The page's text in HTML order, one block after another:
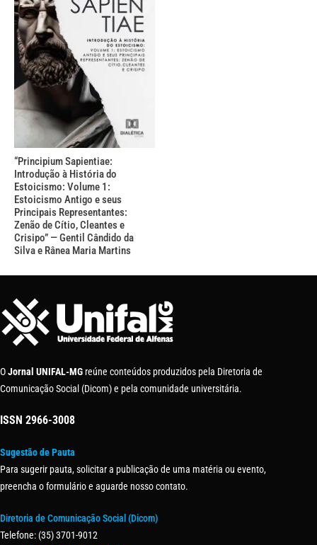
“Principium Sapientiae:
Introdução à História do
Estoicismo: Volume 1:
Estoicismo Antigo e seus
Principais Representantes:
Zenão de Cítio, Cleantes e
Crisipo” — Gentil Cândido da
Silva e Rânea Maria Martins
OJornal UNIFAL-MG reúne conteúdos produzidos pela Diretoria de
Comunicação Social (Dicom) e pela comunidade universitária.
ISSN 2966-3008
Sugestão de Pauta
Para sugerir pauta, solicitar a publicação de uma matéria ou evento,
preencha o formulário e aguarde nosso contato.
Diretoria de Comunicação Social (Dicom)
Telefone: (35) 3701-9012